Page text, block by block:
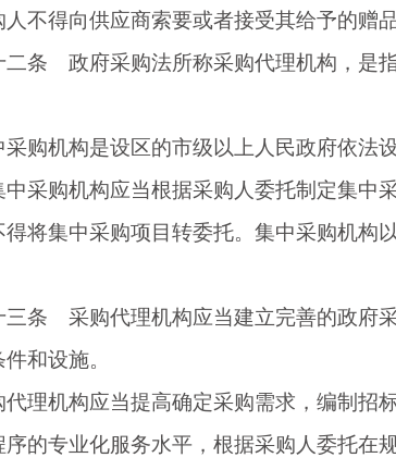
得向供应商索要或者接受其给予的赠品
政府采购法所称采购代理机构，是指
机构是设区的市级以上人民政府依法
中采购机构应当根据采购人委托制定集中
得将集中采购项目转委托。集中采购机构
采购代理机构应当建立完善的政府采
和设施。
机构应当提高确定采购需求，编制招
序的专业化服务水平，根据采购人委托在